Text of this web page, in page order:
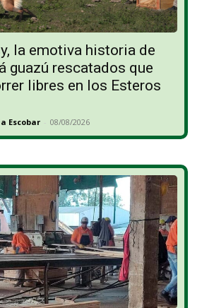
la emotiva historia de
guazú rescatados que
libres en los Esteros
Escobar - 08/08/2026